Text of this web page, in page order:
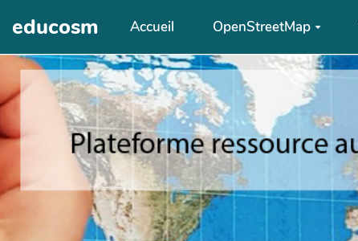
Aller au contenu principal
educosm Accueil OpenStreetMap